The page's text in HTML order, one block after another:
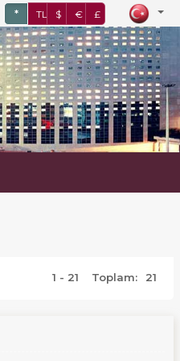
Emlakçılar,
* TL $ € £
1 - 21 Toplam: 21